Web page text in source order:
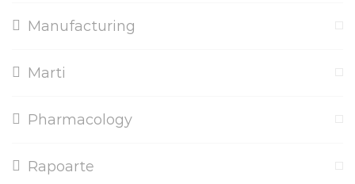
Manufacturing
Marti
Pharmacology
Rapoarte